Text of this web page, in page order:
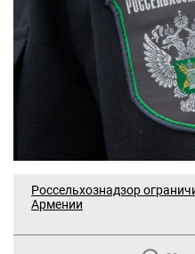
Россельхознадзор
Армении